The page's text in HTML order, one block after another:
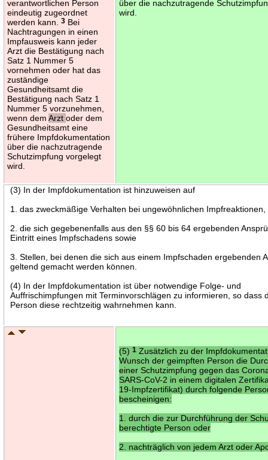
verantwortlichen Person
eindeutig zugeordnet
werden kann.3 Bei
Nachtragungen in einen
Impfausweis kann jeder
Arzt die Bestätigung nach
Satz 1 Nummer 5
vornehmen oder hat das
zuständige
Gesundheitsamt die
Bestätigung nach Satz 1
Nummer 5 vorzunehmen,
wenn demArztoder dem
Gesundheitsamt eine
frühere Impfdokumentation
über die nachzutragende
Schutzimpfung vorgelegt
wird.
über die nachzutragende
wird.
(3) In der Impfdokumentation ist hinzuweisen auf
1. das zweckmäßige Verhalten bei ungewöhnlichen Impfreaktionen,
2. die sich gegebenenfalls aus den §§ 60 bis 64 ergebenden
Eintritt eines Impfschadens sowie
3. Stellen, bei denen die sich aus einem Impfschaden ergebenden
geltend gemacht werden können.
(4) In der Impfdokumentation ist über notwendige Folge- und
Auffrischimpfungen mit Terminvorschlägen zu informieren, so dass
Person diese rechtzeitig wahrnehmen kann.
(5)1 Zusätzlich zu der
Wunsch der geimpften Person die
einer Schutzimpfung gegen das
SARS-CoV-2 in einem digitalen
19-Impfzertifikat) durch folgende
bescheinigen:
1. durch die zur Durchführung der
berechtigte Person oder
2. nachträglich von jedem Arzt oder